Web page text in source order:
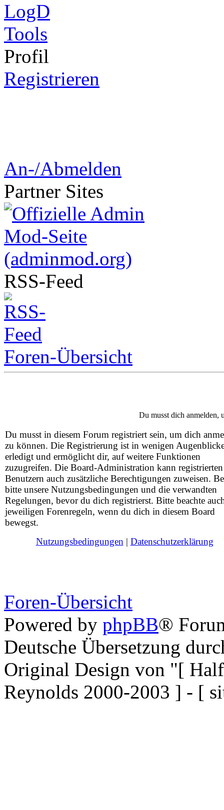
LogD
Tools
Profil
Registrieren
An-/Abmelden
Partner Sites
RSS-Feed
Foren-Übersicht
Du musst dich anmelden,
Du musst in diesem Forum registriert sein, um dich
zu können. Die Registrierung ist in wenigen
erledigt und ermöglicht dir, auf weitere Funktionen
zuzugreifen. Die Board-Administration kann registrierten
Benutzern auch zusätzliche Berechtigungen zuweisen.
bitte unsere Nutzungsbedingungen und die verwandten
Regelungen, bevor du dich registrierst. Bitte beachte
jeweiligen Forenregeln, wenn du dich in diesem Board
bewegst.
Nutzungsbedingungen | Datenschutzerklärung
Foren-Übersicht
Powered by phpBB®
Deutsche Übersetzung
Original Design von "[
Reynolds 2000-2003 ] - [